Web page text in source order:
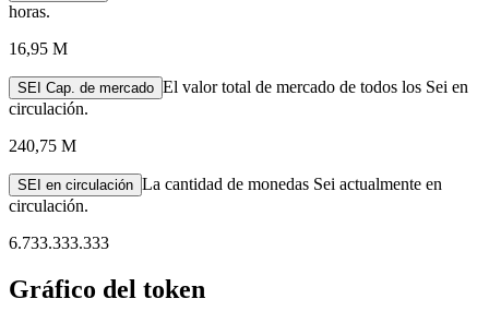
horas.
16,95 M
SEI Cap. de mercado El valor total de mercado de todos los Sei en
circulación.
240,75 M
SEI en circulación La cantidad de monedas Sei actualmente en
circulación.
6.733.333.333
Gráfico del token